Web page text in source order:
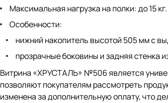
Максимальная нагрузка на полки: до 15 кг.
Особенности:
нижний накопитель высотой 505 мм с
прозрачные боковины и задняя стенка
Витрина «ХРУСТАЛЬ» №506 является
позволяют покупателям рассмотреть
изменена за дополнительную оплату, что